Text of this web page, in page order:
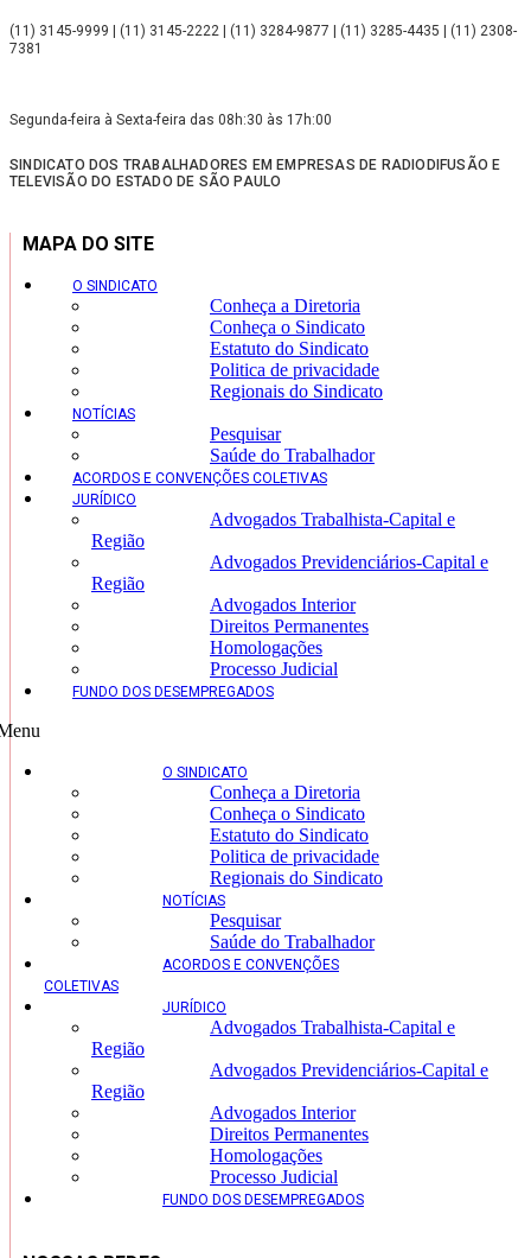
(11) 3145-9999 | (11) 3145-2222 | (11) 3284-9877 | (11) 3285-4435 | (11) 2308-
7381
Segunda-feira à Sexta-feira das 08h:30 às 17h:00
SINDICATO DOS TRABALHADORES EM EMPRESAS DE RADIODIFUSÃO E
TELEVISÃO DO ESTADO DE SÃO PAULO
MAPA DO SITE
O SINDICATO
Conheça a Diretoria
Conheça o Sindicato
Estatuto do Sindicato
Politica de privacidade
Regionais do Sindicato
NOTÍCIAS
Pesquisar
Saúde do Trabalhador
ACORDOS E CONVENÇÕES COLETIVAS
JURÍDICO
Advogados Trabalhista-Capital e
Região
Advogados Previdenciários-Capital e
Região
Advogados Interior
Direitos Permanentes
Homologações
Processo Judicial
FUNDO DOS DESEMPREGADOS
O SINDICATO
Conheça a Diretoria
Conheça o Sindicato
Estatuto do Sindicato
Politica de privacidade
Regionais do Sindicato
NOTÍCIAS
Pesquisar
Saúde do Trabalhador
ACORDOS E CONVENÇÕES
COLETIVAS
JURÍDICO
Advogados Trabalhista-Capital e
Região
Advogados Previdenciários-Capital e
Região
Advogados Interior
Direitos Permanentes
Homologações
Processo Judicial
FUNDO DOS DESEMPREGADOS